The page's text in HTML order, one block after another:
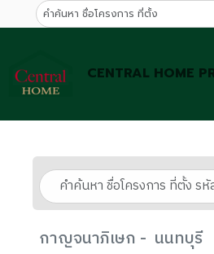
CENTRAL HOME
กาญจนาภิเษก - นนทบุรี